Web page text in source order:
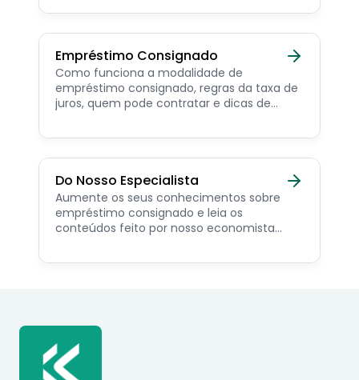
pensionista e beneficiários de programas
Empréstimo Consignado
Como funciona a modalidade de
empréstimo consignado, regras da taxa de
juros, quem pode contratar e dicas de
Do Nosso Especialista
Aumente os seus conhecimentos sobre
empréstimo consignado e leia os
conteúdos feito por nosso economista